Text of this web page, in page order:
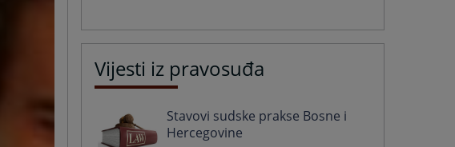
Vijesti iz pravosuđa
Stavovi sudske prakse Bosne i
Hercegovine